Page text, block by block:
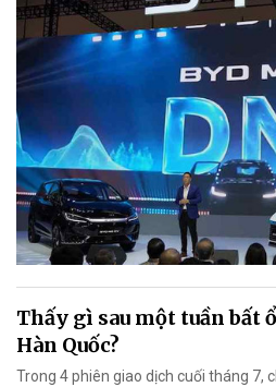
Thấy gì sau một tuần bất
Hàn Quốc?
Trong 4 phiên giao dịch cuối tháng 7,